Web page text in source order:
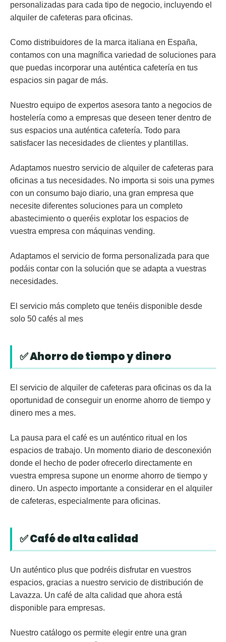
personalizadas para cada tipo de negocio, incluyendo el
alquiler de cafeteras para oficinas.
Como distribuidores de la marca italiana en España,
contamos con una magnífica variedad de soluciones para
que puedas incorporar una auténtica cafetería en tus
espacios sin pagar de más.
Nuestro equipo de expertos asesora tanto a negocios de
hostelería como a empresas que deseen tener dentro de
sus espacios una auténtica cafetería. Todo para
satisfacer las necesidades de clientes y plantillas.
Adaptamos nuestro servicio de alquiler de cafeteras para
oficinas a tus necesidades. No importa si sois una pymes
con un consumo bajo diario, una gran empresa que
necesite diferentes soluciones para un completo
abastecimiento o queréis explotar los espacios de
vuestra empresa con máquinas vending.
Adaptamos el servicio de forma personalizada para que
podáis contar con la solución que se adapta a vuestras
necesidades.
El servicio más completo que tenéis disponible desde
solo 50 cafés al mes
✅ Ahorro de tiempo y dinero
El servicio de alquiler de cafeteras para oficinas os da la
oportunidad de conseguir un enorme ahorro de tiempo y
dinero mes a mes.
La pausa para el café es un auténtico ritual en los
espacios de trabajo. Un momento diario de desconexión
donde el hecho de poder ofrecerlo directamente en
vuestra empresa supone un enorme ahorro de tiempo y
dinero. Un aspecto importante a considerar en el alquiler
de cafeteras, especialmente para oficinas.
✅ Café de alta calidad
Un auténtico plus que podréis disfrutar en vuestros
espacios, gracias a nuestro servicio de distribución de
Lavazza. Un café de alta calidad que ahora está
disponible para empresas.
Nuestro catálogo os permite elegir entre una gran